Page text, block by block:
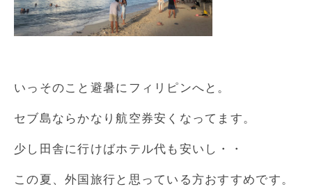
いっそのこと避暑にフィリピンへと。
セブ島ならかなり航空券安くなってます。
少し田舎に行けばホテル代も安いし・・
この夏、外国旅行と思っている方おすすめです。